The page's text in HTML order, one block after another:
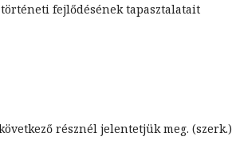
fejlődésének tapasztalatait
résznél jelentetjük meg. (szerk.)